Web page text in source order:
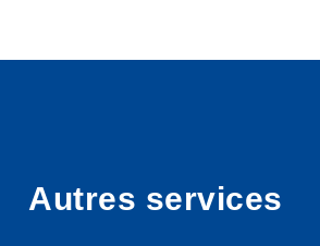
Autres services